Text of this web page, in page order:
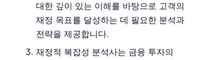
대한 깊이 있는 이해를 바탕으로 고객의
재정 목표를 달성하는 데 필요한 분석과
전략을 제공합니다.
재정적 복잡성 분석사는 금융 투자의